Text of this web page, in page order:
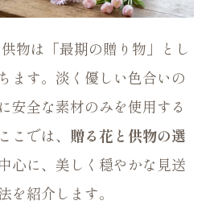
物は「最期の贈り物」とし
ます。淡く優しい色合いの
安全な素材のみを使用する
こでは、 贈る花と供物の選
心に、美しく穏やかな見送
を紹介します。